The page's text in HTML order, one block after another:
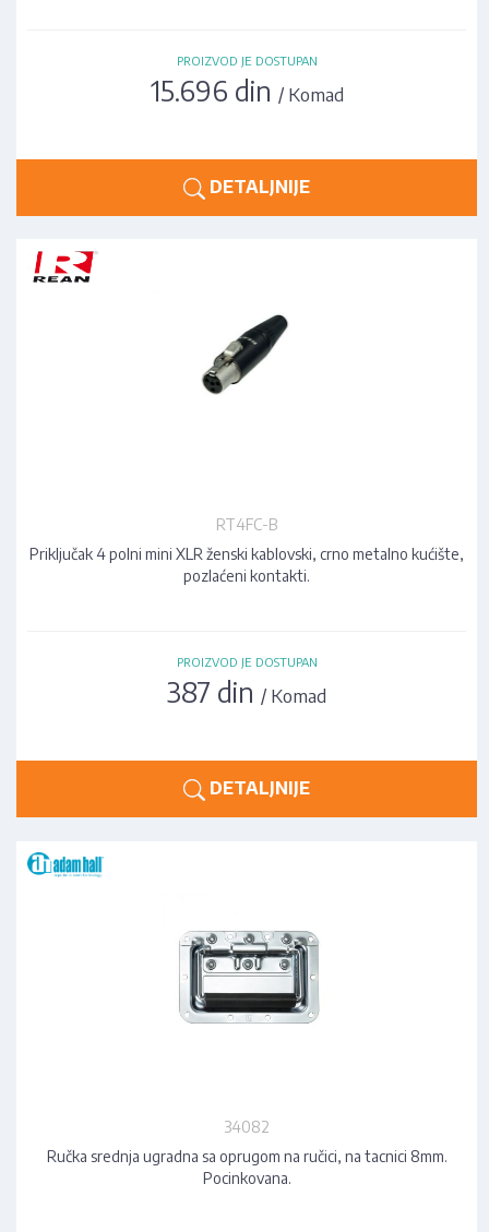
PROIZVOD JE DOSTUPAN
15.696 din / Komad
DETALJNIJE
RT4FC-B
Priključak 4 polni mini XLR ženski kablovski, crno metalno kućište,
pozlaćeni kontakti.
PROIZVOD JE DOSTUPAN
387 din/ Komad
DETALJNIJE
34082
Ručka srednja ugradna sa oprugom na ručici, na tacnici 8mm.
Pocinkovana.